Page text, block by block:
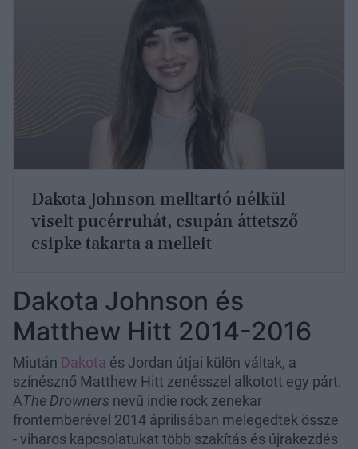
Dakota Johnson melltartó nélkül
viselt pucérruhát, csupán áttetsző
csipke takarta a melleit
Dakota Johnson és
Matthew Hitt 2014-2016
Miután Dakota és Jordan útjai külön váltak, a
színésznő Matthew Hitt zenésszel alkotott egy párt.
AThe Drowners nevű indie rock zenekar
frontemberével 2014 áprilisában melegedtek össze
- viharos kapcsolatukat több szakítás és újrakezdés